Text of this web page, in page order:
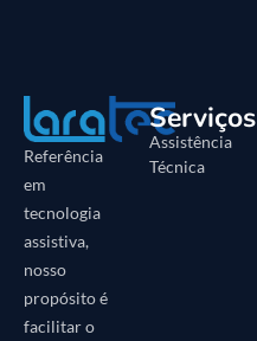
Referência
em
tecnologia
assistiva,
nosso
propósito é
facilitar o
Serviços
Assistência
Técnica